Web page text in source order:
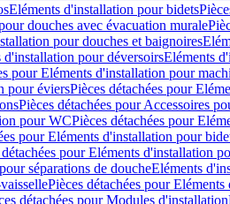
Eléments d'installation pour bidets
douches avec évacuation murale
pour douches et baignoires
d'installation pour déversoirsEléments
pour Eléments d'installation pour
pour éviersPièces détachées pour
Pièces détachées pour Accessoires
pour WCPièces détachées pour
pour Eléments d'installation pour
détachées pour Eléments d'installation
séparations de doucheEléments
Pièces détachées pour
détachées pour Modules d'installation